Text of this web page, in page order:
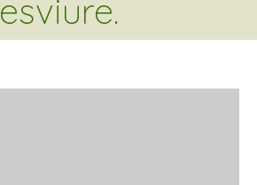
esviure.